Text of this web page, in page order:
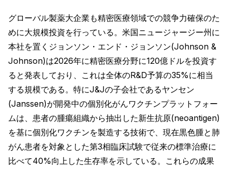
グローバル製薬大企業も精密医療領域での競争力確保のた
めに大規模投資を行っている。米国ニュージャージー州に
本社を置くジョンソン・エンド・ジョンソン(Johnson &
Johnson)は2026年に精密医療分野に120億ドルを投資す
ると発表しており、これは全体のR&D予算の35%に相当
する規模である。特にJ&Jの子会社であるヤンセン
(Janssen)が開発中の個別化がんワクチンプラットフォー
ムは、患者の腫瘍組織から抽出した新生抗原(neoantigen)
を基に個別化ワクチンを製造する技術で、現在黒色腫と肺
がん患者を対象とした第3相臨床試験で従来の標準治療に
比べて40%向上した生存率を示している。これらの成果